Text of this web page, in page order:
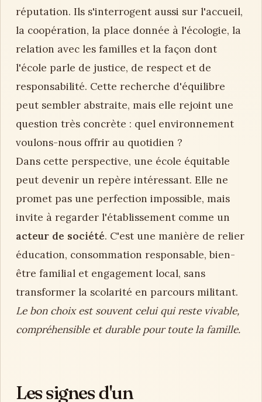
réputation. Ils s'interrogent aussi sur l'accueil,
la coopération, la place donnée à l'écologie, la
relation avec les familles et la façon dont
l'école parle de justice, de respect et de
responsabilité. Cette recherche d'équilibre
peut sembler abstraite, mais elle rejoint une
question très concrète : quel environnement
voulons-nous offrir au quotidien ?
Dans cette perspective, une école équitable
peut devenir un repère intéressant. Elle ne
promet pas une perfection impossible, mais
invite à regarder l'établissement comme un
acteur de société. C'est une manière de relier
éducation, consommation responsable, bien-
être familial et engagement local, sans
transformer la scolarité en parcours militant.
Le bon choix est souvent celui qui reste vivable,
compréhensible et durable pour toute la famille.
Les signes d'un